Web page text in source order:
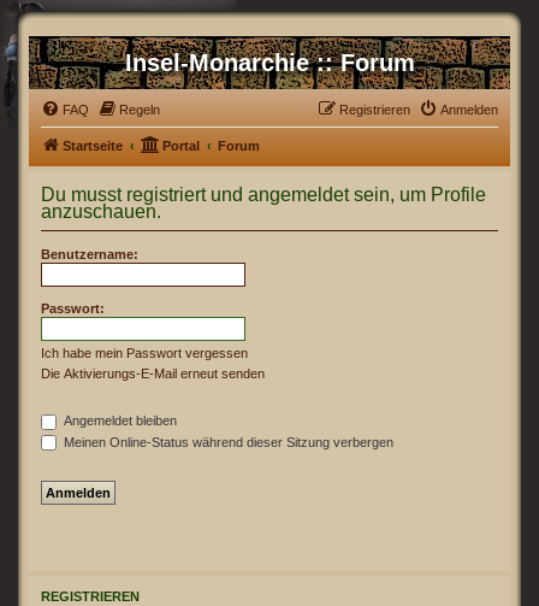
Insel-Monarchie :: Forum
FAQ Regeln Anmelden
Registrieren
Startseite Portal Forum
Du musst registriert und angemeldet sein, um Profile
anzuschauen.
Benutzername:
Passwort:
Ich habe mein Passwort vergessen
Die Aktivierungs-E-Mail erneut senden
Angemeldet bleiben
Meinen Online-Status während dieser Sitzung verbergen
REGISTRIEREN